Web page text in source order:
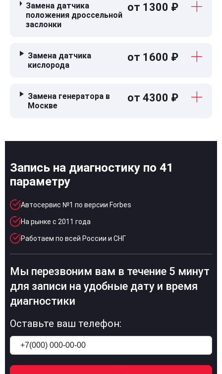
Замена датчика
положения дроссельной
заслонки
от 1300 ₽
Замена датчика
кислорода
от 1600 ₽
Замена генератора в
Москве
от 4300 ₽
Запись на диагностику по 41
параметру
Автосервис №1 по версии Forbes
На рынке с 2011 года
Работаем по всей России и СНГ
Мы перезвоним вам в течение 5 минут
для записи на удобные дату и время
диагностики
Оставьте ваш телефон: